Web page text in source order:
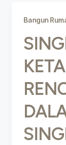
Bangun